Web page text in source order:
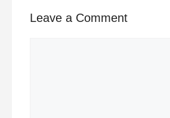
Leave a Comment